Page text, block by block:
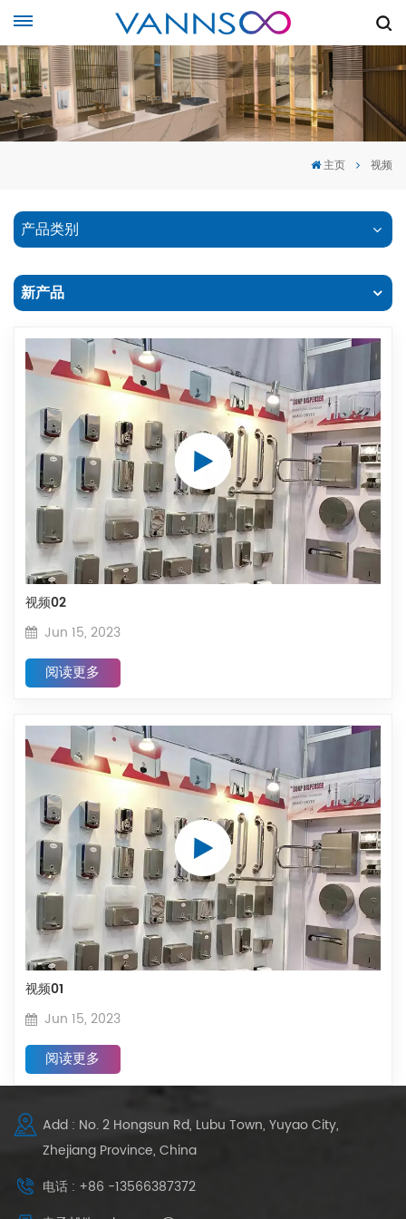
主页 视频
产品类别
新产品
视频02
Jun 15, 2023
阅读更多
视频01
Jun 15, 2023
阅读更多
Add : No. 2 Hongsun Rd, Lubu Town, Yuyao City,
Zhejiang Province, China
电话 : +86 -13566387372